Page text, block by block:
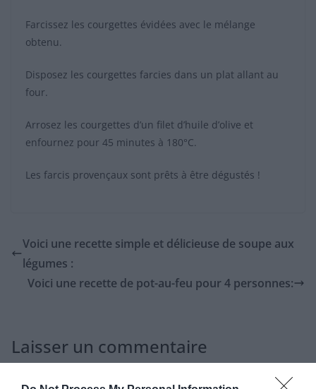
Farcissez les courgettes évidées avec le mélange
obtenu.
Disposez les courgettes farcies dans un plat allant au
four.
Arrosez les courgettes d’un filet d’huile d’olive et
enfournez pour 45 minutes à 180°C.
Les farcis provençaux sont prêts à être dégustés !
Voici une recette simple et délicieuse de soupe aux
légumes :
Voici une recette de pot-au-feu pour 4 personnes:
Laisser un commentaire